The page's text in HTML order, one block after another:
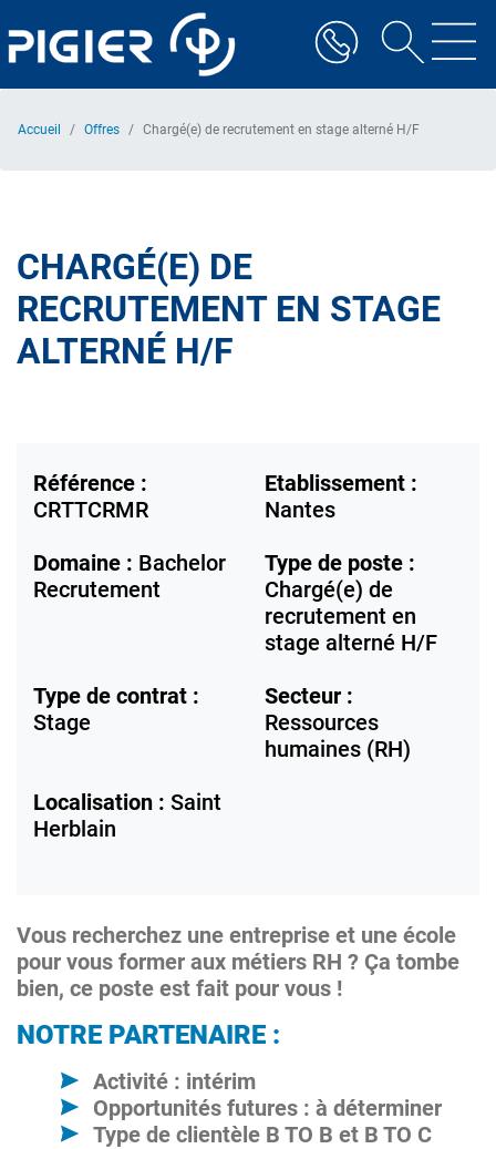
au
contenu
Accueil Offres Chargé(e) de recrutement en stage alterné H/F
CHARGÉ(E) DE
RECRUTEMENT EN STAGE
ALTERNÉ H/F
Référence :
CRTTCRMR
Etablissement :
Nantes
Domaine : Bachelor
Recrutement
Type de poste :
Chargé(e) de
recrutement en
stage alterné H/F
Type de contrat :
Stage
Secteur :
Ressources
humaines (RH)
Localisation : Saint
Herblain
Vous recherchez une entreprise et une école
pour vous former aux métiers RH ? Ça tombe
bien, ce poste est fait pour vous !
NOTRE PARTENAIRE :
Activité : intérim
Opportunités futures : à déterminer
Type de clientèle B TO B et B TO C